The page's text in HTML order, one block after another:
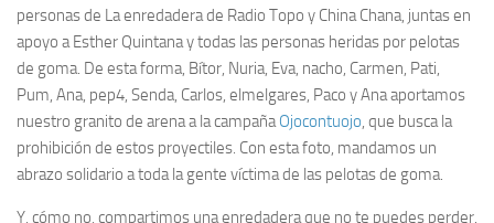
personas de La enredadera de Radio Topo y China Chana, juntas en
apoyo a Esther Quintana y todas las personas heridas por pelotas
de goma. De esta forma, Bítor, Nuria, Eva, nacho, Carmen, Pati,
Pum, Ana, pep4, Senda, Carlos, elmelgares, Paco y Ana aportamos
nuestro granito de arena a la campañaOjocontuojo, que busca la
prohibición de estos proyectiles. Con esta foto, mandamos un
abrazo solidario a toda la gente víctima de las pelotas de goma.
Y, cómo no, compartimos una enredadera que no te puedes perder.